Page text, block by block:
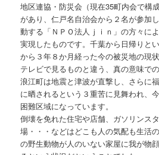
地区連協・防災会（現在35町内会で構
があり、仁戸名自治会から２名が参加
動する「ＮＰＯ法人ｊｉｎ」の方々に
実現したものです。千葉から日帰りと
から３年８か月経った今の被災地の現
テレビで見るものと違う、真の意味で
浪江町は地震と津波が直撃し、さらに
に晒されるという３重苦に見舞われ、
困難区域になっています。
倒壊を免れた住宅や店舗、ガソリンス
場・・・などはどこも人の気配も生活
の野生動物が人のいない家屋に我が物